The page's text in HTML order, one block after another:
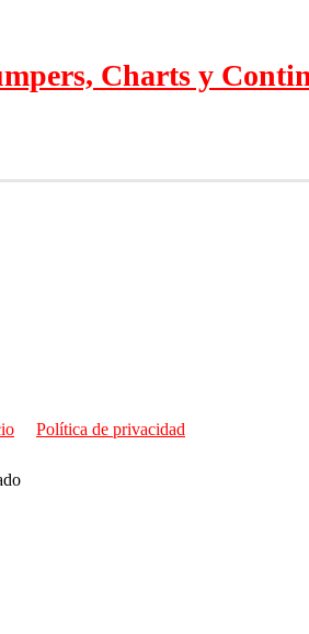
Charts y
Política de privacidad